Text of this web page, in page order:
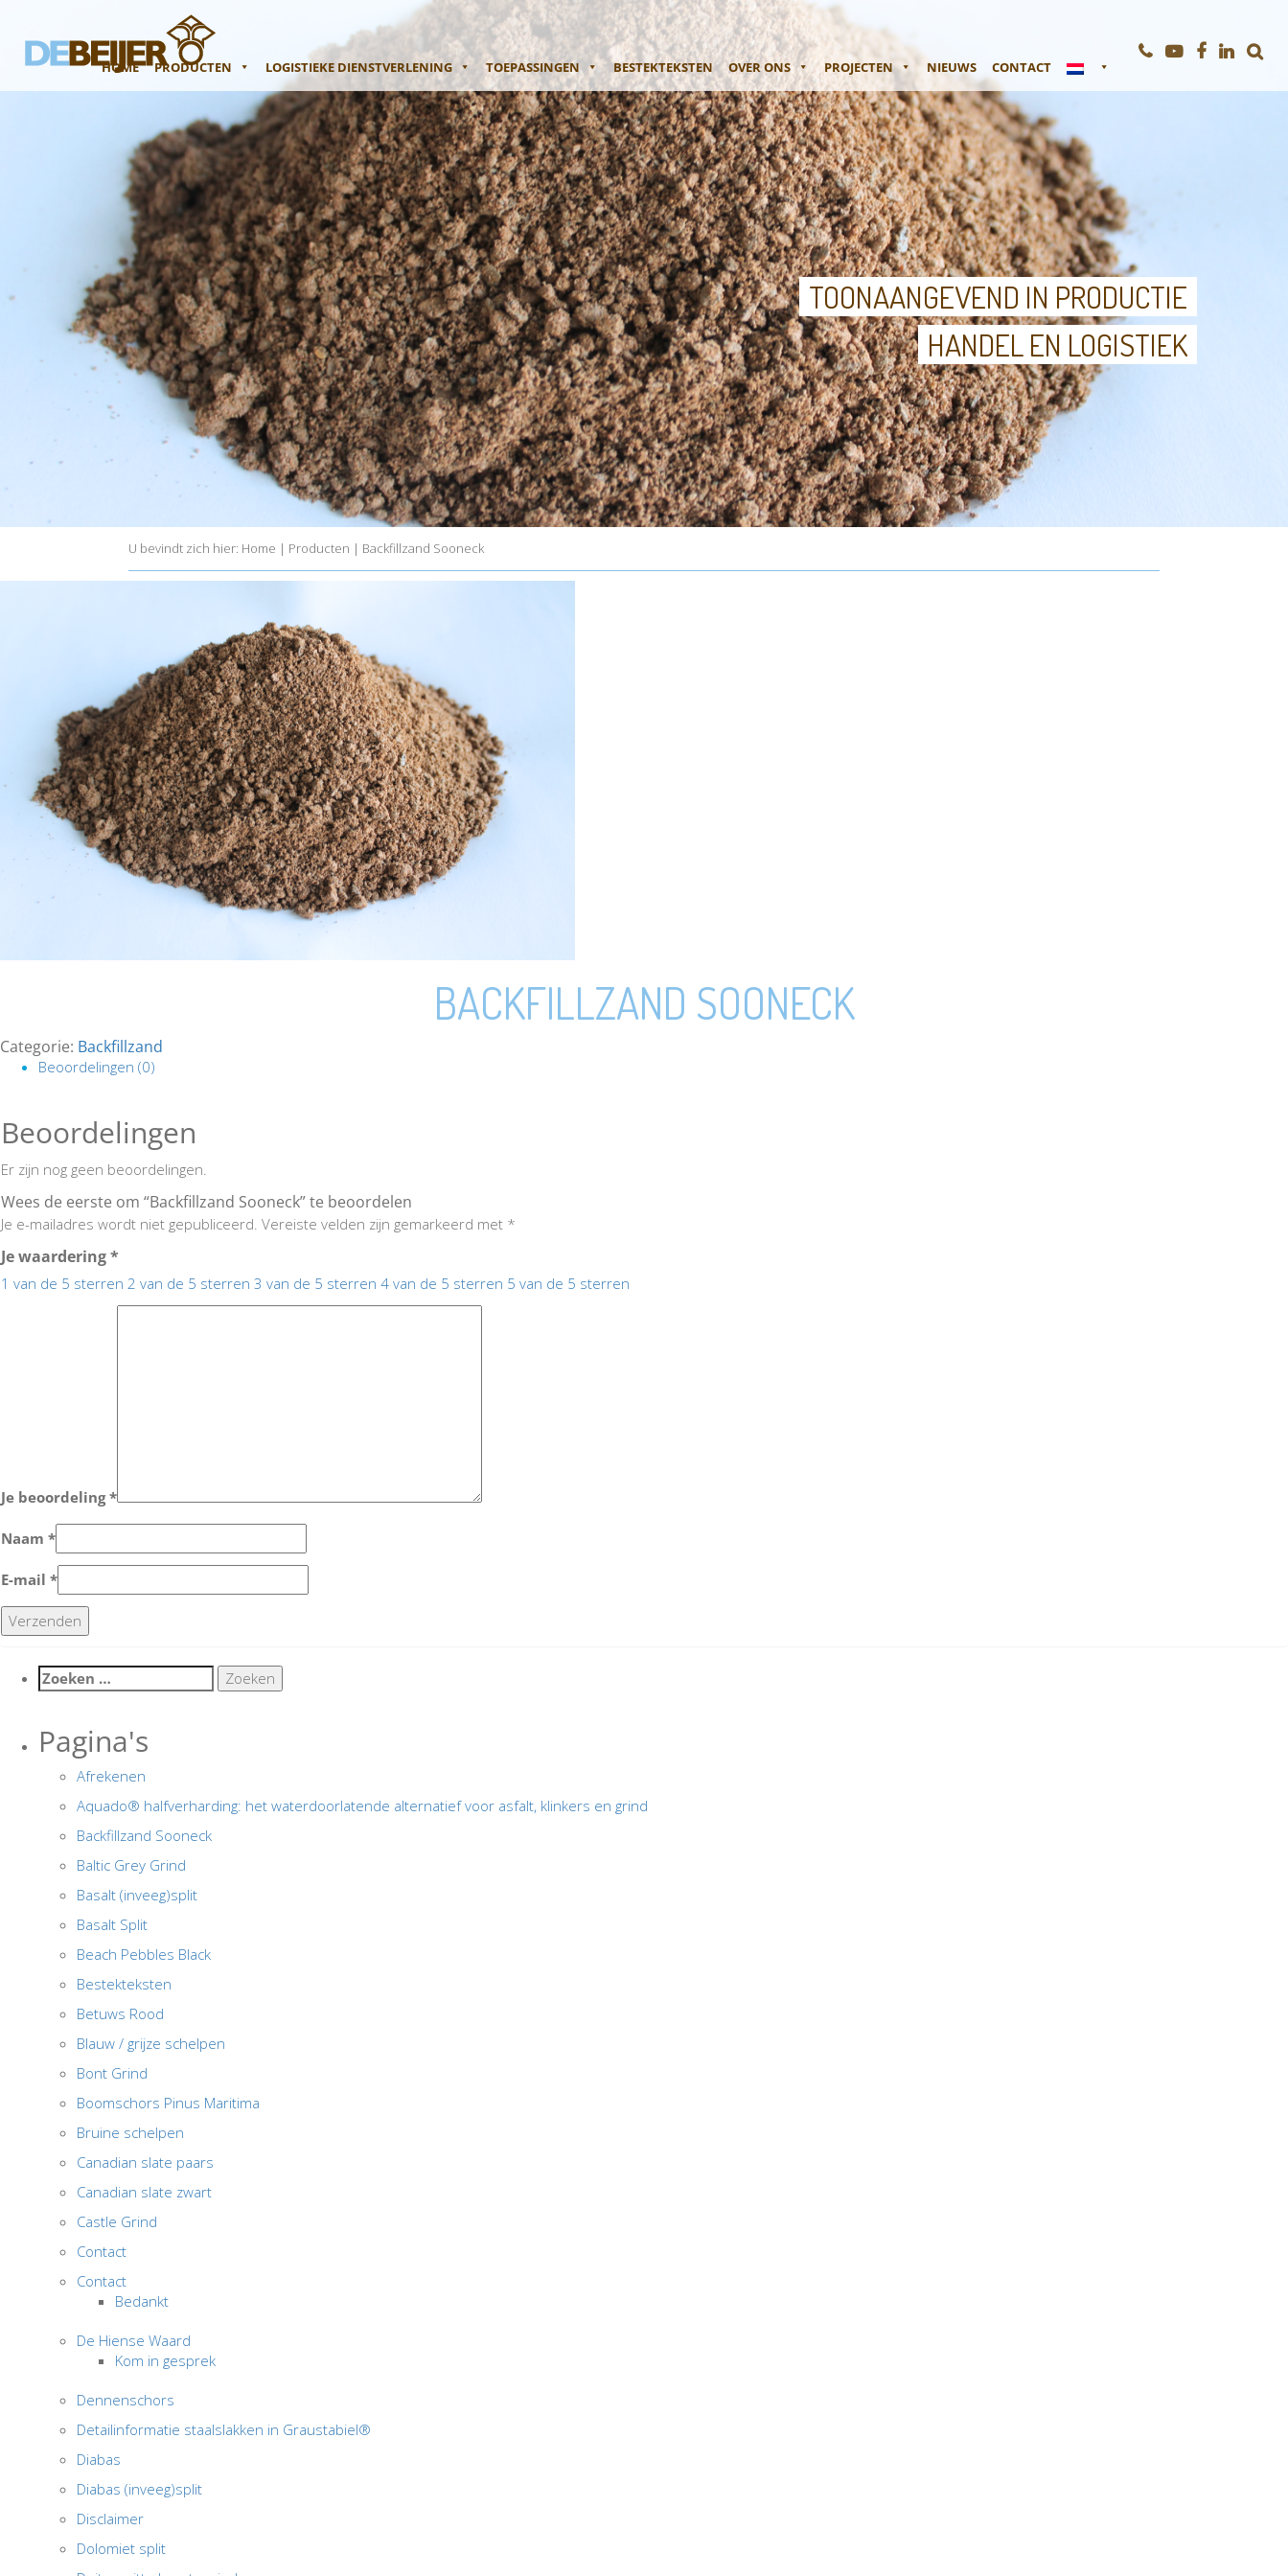
HOME PRODUCTEN LOGISTIEKE DIENSTVERLENING TOEPASSINGEN BESTEKTEKSTEN OVER ONS PROJECTEN NIEUWS CONTACT
TOONAANGEVEND IN PRODUCTIE
HANDEL EN LOGISTIEK
U bevindt zich hier: Home | Producten | Backfillzand Sooneck
BACKFILLZAND SOONECK
Categorie: Backfillzand
Beoordelingen (0)
Beoordelingen
Er zijn nog geen beoordelingen.
Wees de eerste om “Backfillzand Sooneck” te beoordelen
Je e-mailadres wordt niet gepubliceerd. Vereiste velden zijn gemarkeerd met *
Je waardering*
1 van de 5 sterren 2 van de 5 sterren 3 van de 5 sterren 4 van de 5 sterren 5 van de 5 sterren
Je beoordeling*
Naam *
E-mail *
Zoeken
naar:
Pagina's
Afrekenen
Aquado® halfverharding: het waterdoorlatende alternatief voor asfalt, klinkers en grind
Backfillzand Sooneck
Baltic Grey Grind
Basalt (inveeg)split
Basalt Split
Beach Pebbles Black
Bestekteksten
Betuws Rood
Blauw / grijze schelpen
Bont Grind
Boomschors Pinus Maritima
Bruine schelpen
Canadian slate paars
Canadian slate zwart
Castle Grind
Contact
Contact
Bedankt
De Hiense Waard
Kom in gesprek
Dennenschors
Detailinformatie staalslakken in Graustabiel®
Diabas
Diabas (inveeg)split
Disclaimer
Dolomiet split